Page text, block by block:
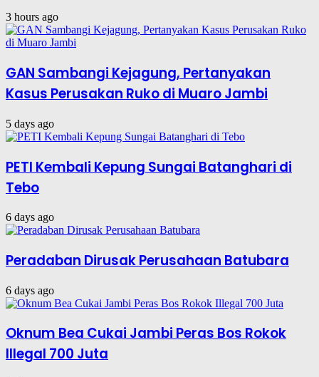
3 hours ago
GAN Sambangi Kejagung, Pertanyakan
Kasus Perusakan Ruko di Muaro Jambi
5 days ago
PETI Kembali Kepung Sungai Batanghari di
Tebo
6 days ago
Peradaban Dirusak Perusahaan Batubara
6 days ago
Oknum Bea Cukai Jambi Peras Bos Rokok
Illegal 700 Juta